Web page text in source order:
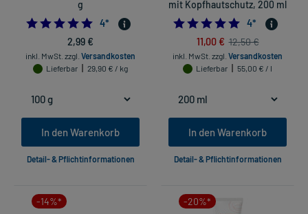
g
5.0
4*
2,99 €
inkl. MwSt. zzgl. Versandkosten
Lieferbar
29,90 € / kg
In den Warenkorb
Detail- & Pflichtinformationen
mit Kopfhautschutz, 200 ml
5.0
4*
11,00 € 12,50 €
inkl. MwSt. zzgl. Versandkosten
Lieferbar
55,00 € / l
In den Warenkorb
Detail- & Pflichtinformationen
-14%* -20%*